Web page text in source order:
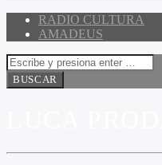
RADIO CULTURA
AMADEUS